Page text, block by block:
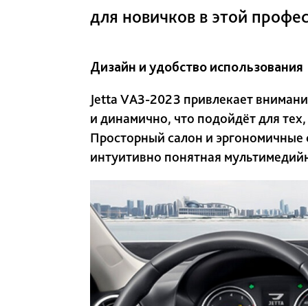
для новичков в этой
Дизайн и удобство использования
Jetta VA3-2023 привлекает
и динамично, что подойдёт для
Просторный салон и эргономичные
интуитивно понятная